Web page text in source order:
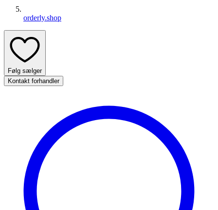
orderly.shop
Følg sælger
Kontakt forhandler